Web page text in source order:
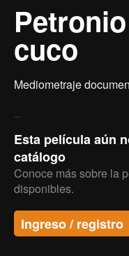
Petronio
cuco
Mediometraje
Esta película aún
catálogo
Conoce más sobre la
disponibles.
Ingreso / registro